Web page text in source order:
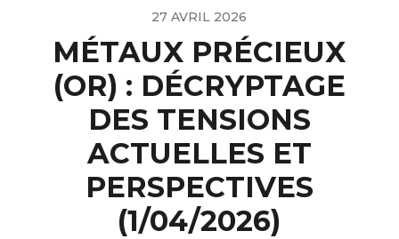
27 AVRIL 2026
MÉTAUX PRÉCIEUX
(OR) : DÉCRYPTAGE
DES TENSIONS
ACTUELLES ET
PERSPECTIVES
(1/04/2026)